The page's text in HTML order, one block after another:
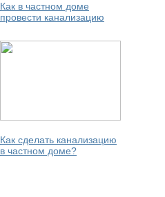
Как в частном доме
провести канализацию
Как сделать канализацию
в частном доме?